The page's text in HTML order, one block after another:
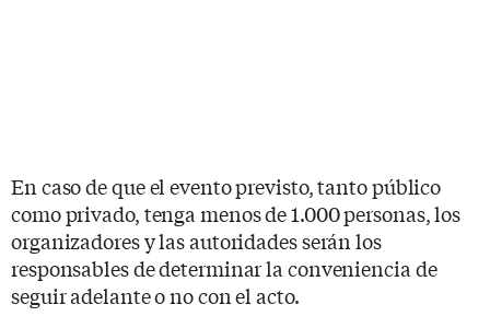
En caso de que el evento previsto, tanto público
como privado, tenga menos de 1.000 personas, los
organizadores y las autoridades serán los
responsables de determinar la conveniencia de
seguir adelante o no con el acto.